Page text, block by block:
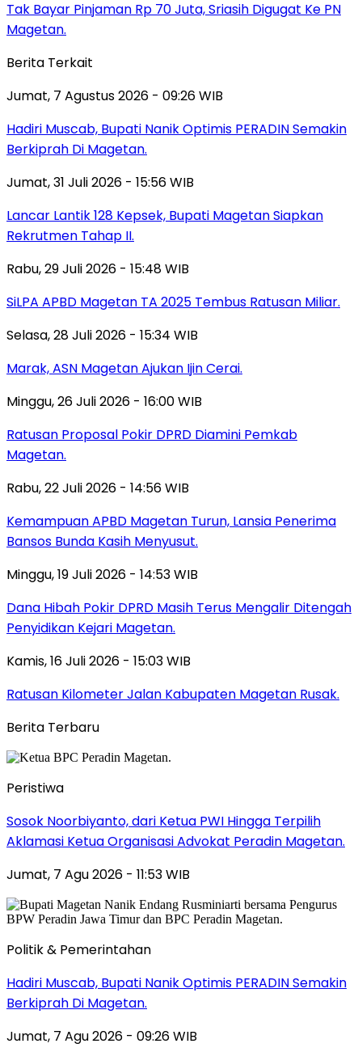
Tak Bayar Pinjaman Rp 70 Juta, Sriasih Digugat Ke PN
Magetan.
Berita Terkait
Jumat, 7 Agustus 2026 - 09:26 WIB
Hadiri Muscab, Bupati Nanik Optimis PERADIN Semakin
Berkiprah Di Magetan.
Jumat, 31 Juli 2026 - 15:56 WIB
Lancar Lantik 128 Kepsek, Bupati Magetan Siapkan
Rekrutmen Tahap II.
Rabu, 29 Juli 2026 - 15:48 WIB
SiLPA APBD Magetan TA 2025 Tembus Ratusan Miliar.
Selasa, 28 Juli 2026 - 15:34 WIB
Marak, ASN Magetan Ajukan Ijin Cerai.
Minggu, 26 Juli 2026 - 16:00 WIB
Ratusan Proposal Pokir DPRD Diamini Pemkab
Magetan.
Rabu, 22 Juli 2026 - 14:56 WIB
Kemampuan APBD Magetan Turun, Lansia Penerima
Bansos Bunda Kasih Menyusut.
Minggu, 19 Juli 2026 - 14:53 WIB
Dana Hibah Pokir DPRD Masih Terus Mengalir Ditengah
Penyidikan Kejari Magetan.
Kamis, 16 Juli 2026 - 15:03 WIB
Ratusan Kilometer Jalan Kabupaten Magetan Rusak.
Berita Terbaru
Peristiwa
Sosok Noorbiyanto, dari Ketua PWI Hingga Terpilih
Aklamasi Ketua Organisasi Advokat Peradin Magetan.
Jumat, 7 Agu 2026 - 11:53 WIB
Politik & Pemerintahan
Hadiri Muscab, Bupati Nanik Optimis PERADIN Semakin
Berkiprah Di Magetan.
Jumat, 7 Agu 2026 - 09:26 WIB